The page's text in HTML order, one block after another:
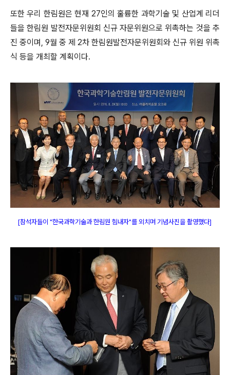
또한 우리 한림원은 현재 27인의 훌륭한 과학기술 및 산업계 리더
들을 한림원 발전자문위원회 신규 자문위원으로 위촉하는 것을 추
진 중이며, 9월 중 제 2차 한림원발전자문위원회와 신규 위원 위촉
식 등을 개최할 계획이다.
[참석자들이 "한국과학기술과 한림원 힘내자"를 외치며 기념사진을 촬영했다]